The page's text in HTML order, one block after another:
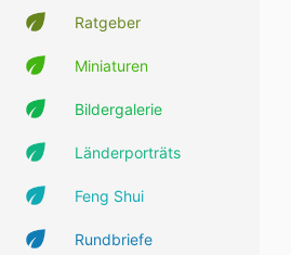
Ratgeber
Miniaturen
Bildergalerie
Länderporträts
Feng Shui
Rundbriefe